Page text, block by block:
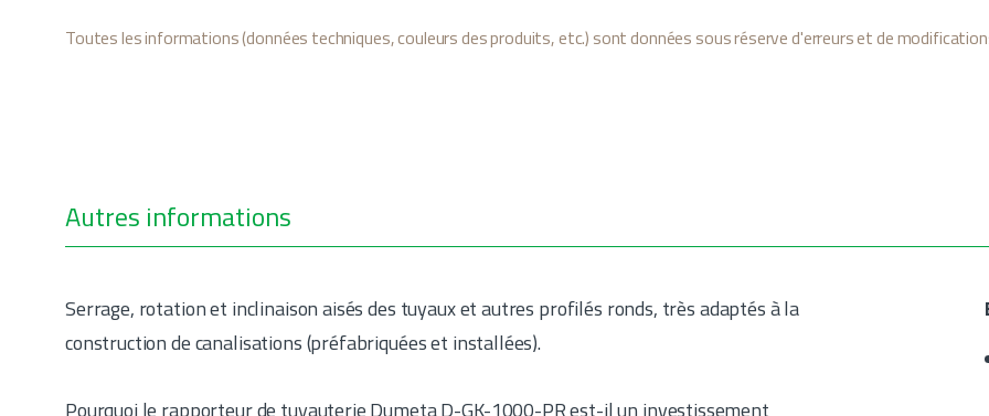
Toutes les informations (données techniques, couleurs des produits, etc.) sont données sous réserve d'erreurs et de
Autres informations
Serrage, rotation et inclinaison aisés des tuyaux et autres profilés ronds, très adaptés à la
construction de canalisations (préfabriquées et installées).
Pourquoi le rapporteur de tuyauterie Dumeta D-GK-1000-PR est-il un investissement